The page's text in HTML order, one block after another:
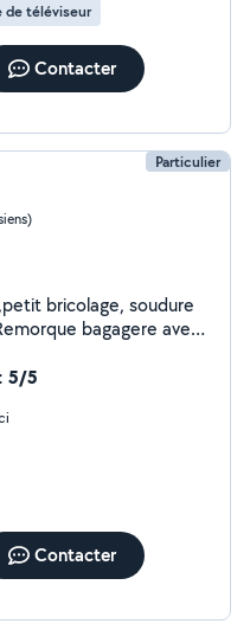
de téléviseur
Contacter
Particulier
Girafe pour placo
50l /25l
5/5
Contacter